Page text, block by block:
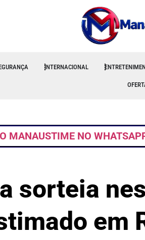
INTERNACIONAL
MANAUSTIME NO
sorteia
em